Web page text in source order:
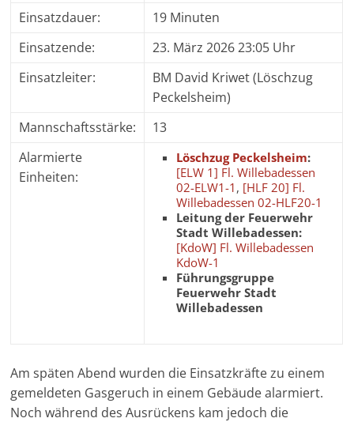
Einsatzdauer:
19 Minuten
Einsatzende:
23. März 2026 23:05 Uhr
Einsatzleiter:
BM David Kriwet (Löschzug
Peckelsheim)
Mannschaftsstärke:
13
Alarmierte
Einheiten:
Löschzug Peckelsheim:
[ELW 1] Fl. Willebadessen
02-ELW1-1 , [HLF 20] Fl.
Willebadessen 02-HLF20-1
Leitung der Feuerwehr
Stadt Willebadessen:
[KdoW] Fl. Willebadessen
KdoW-1
Führungsgruppe
Feuerwehr Stadt
Willebadessen
Am späten Abend wurden die Einsatzkräfte zu einem
gemeldeten Gasgeruch in einem Gebäude alarmiert.
Noch während des Ausrückens kam jedoch die